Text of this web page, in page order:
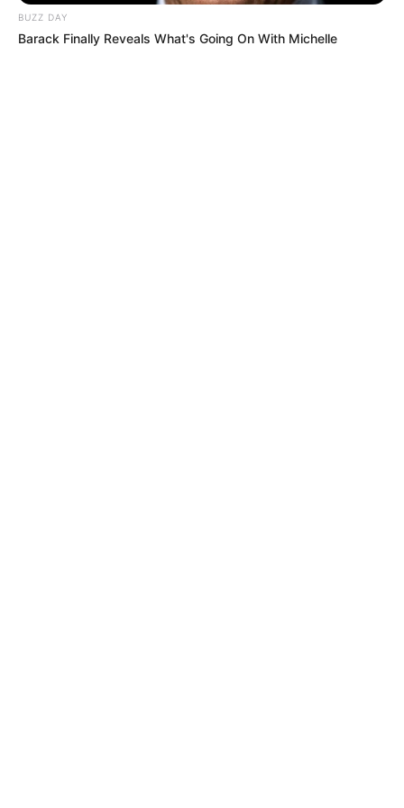
BUZZ DAY
Barack Finally Reveals What's Going On With Michelle